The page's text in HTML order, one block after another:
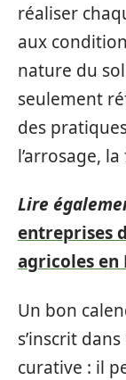
réaliser
aux
nature du
seulement
des
l’arrosage,
Lire
entreprises
agricoles en
Un bon
s’inscrit
curative : il